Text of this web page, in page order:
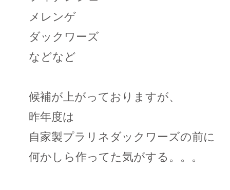
メレンゲ
ダックワーズ
などなど
候補が上がっておりますが、
昨年度は
自家製プラリネダックワーズの前に
何かしら作ってた気がする。。。